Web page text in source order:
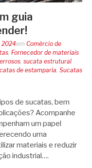
guia
2024em Comércio de
, Fornecedor de materiais
, sucata estrutural
de estamparia, Sucatas
de sucatas, bem
Acompanhe
um papel
uma
materiais e reduzir
industrial….